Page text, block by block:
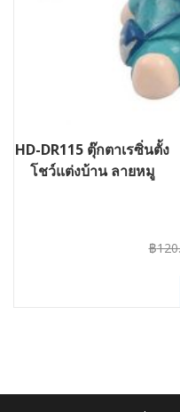
HD-DR115 ตุ๊กตาเรซิ่นตั้ง
โชว์แต่งบ้าน ลายหมู
฿